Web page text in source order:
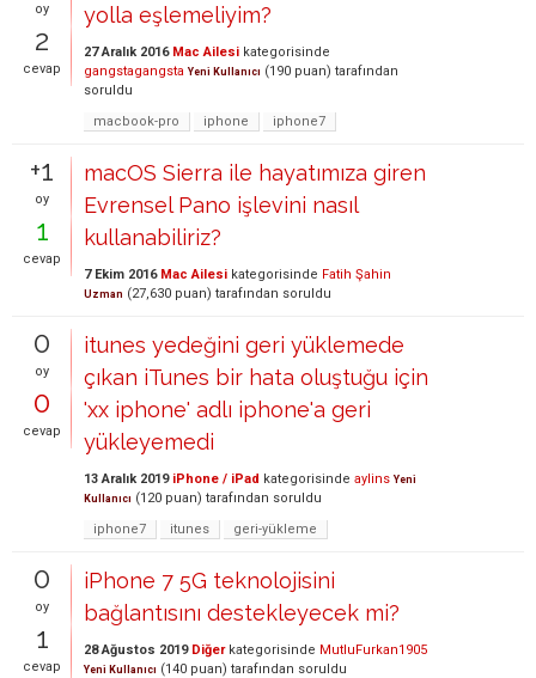
oy
2
cevap
yolla eşlemeliyim?
27 Aralık 2016 Mac Ailesi kategorisinde
gangstagangsta Yeni Kullanıcı (190 puan) tarafından
soruldu
macbook-pro
iphone iphone7
+1
oy
1
cevap
macOS Sierra ile hayatımıza giren
Evrensel Pano işlevini nasıl
kullanabiliriz?
7 Ekim 2016 Mac Ailesi kategorisinde Fatih Şahin
Uzman (27,630 puan) tarafından soruldu
0
oy
0
cevap
itunes yedeğini geri yüklemede
çıkan iTunes bir hata oluştuğu için
'xx iphone' adlı iphone'a geri
yükleyemedi
13 Aralık 2019 iPhone / iPad kategorisinde aylins Yeni
Kullanıcı (120 puan) tarafından soruldu
iphone7
itunes geri-yükleme
0
oy
1
cevap
iPhone 7 5G teknolojisini
bağlantısını destekleyecek mi?
28 Ağustos 2019 Diğerkategorisinde MutluFurkan1905
Yeni Kullanıcı (140 puan) tarafından soruldu